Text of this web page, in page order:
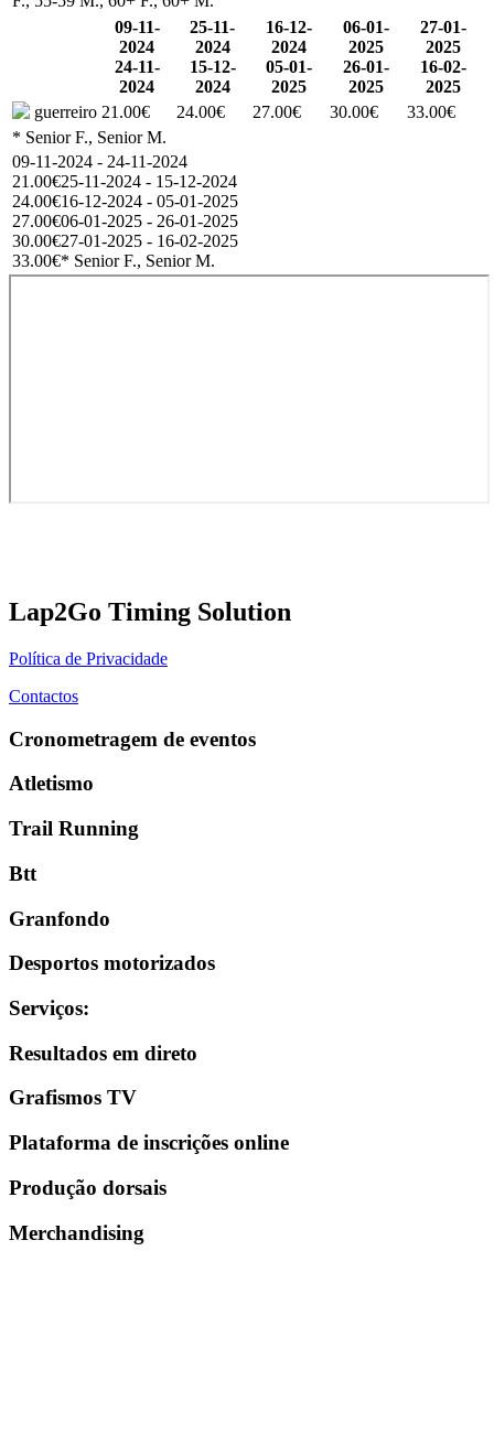
09-11-
2024
24-11-
2024
25-11-
2024
15-12-
2024
16-12-
2024
05-01-
2025
06-01-
2025
26-01-
2025
27-01-
2025
16-02-
2025
guerreiro 21.00€ 24.00€ 27.00€ 30.00€
33.00€
* Senior F., Senior M.
09-11-2024 - 24-11-2024
21.00€25-11-2024 - 15-12-2024
24.00€16-12-2024 - 05-01-2025
27.00€06-01-2025 - 26-01-2025
30.00€27-01-2025 - 16-02-2025
33.00€* Senior F., Senior M.
Lap2Go Timing Solution
Política de Privacidade
Contactos
Cronometragem de eventos
Atletismo
Trail Running
Btt
Granfondo
Desportos motorizados
Serviços:
Resultados em direto
Grafismos TV
Plataforma de inscrições online
Produção dorsais
Merchandising